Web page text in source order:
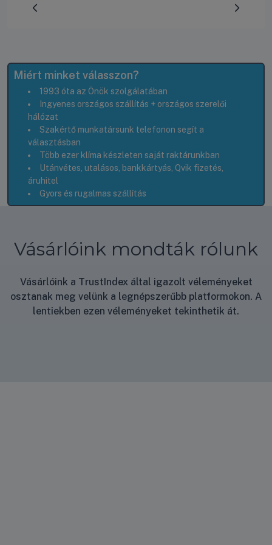
Miért minket válasszon?
1993 óta az Önök szolgálatában
Ingyenes országos szállítás + országos szerelői
hálózat
Szakértő munkatársunk telefonon segít a
választásban
Több ezer klíma készleten saját raktárunkban
Utánvétes, utalásos, bankkártyás, Qvik fizetés,
áruhitel
Gyors és rugalmas szállítás
Vásárlóink mondták rólunk
Vásárlóink a TrustIndex által igazolt véleményeket
osztanak meg velünk a legnépszerűbb platformokon. A
lentiekben ezen véleményeket tekinthetik át.